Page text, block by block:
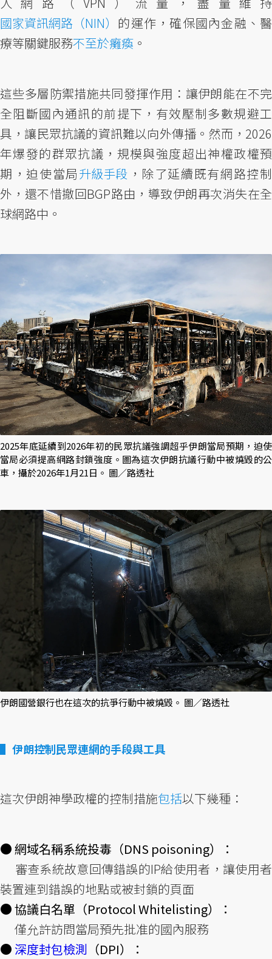
國家資訊網路（NIN） 的運作，確保國內金融、醫
療等關鍵服務不至於癱瘓 。
這些多層防禦措施共同發揮作用：讓伊朗能在不完
全阻斷國內通訊的前提下，有效壓制多數規避工
具，讓民眾抗議的資訊難以向外傳播。然而，2026
年爆發的群眾抗議，規模與強度超出神權政權預
期，迫使當局升級手段，除了延續既有網路控制
外，還不惜撤回BGP路由，導致伊朗再次消失在全
球網路中。
2025年底延續到2026年初的民眾抗議強調超乎伊朗當局預期，迫使
當局必須提高網路封鎖強度。圖為這次伊朗抗議行動中被燒毀的公
車，攝於2026年1月21日。 圖／路透社
伊朗國營銀行也在這次的抗爭行動中被燒毀。 圖／路透社
伊朗控制民眾連網的手段與工具
這次伊朗神學政權的控制措施包括以下幾種：
● 網域名稱系統投毒（DNS poisoning）：
審查系統故意回傳錯誤的IP給使用者，讓使用者
裝置連到錯誤的地點或被封鎖的頁面
● 協議白名單（Protocol Whitelisting）：
僅允許訪問當局預先批准的國內服務
● 深度封包檢測 （DPI）：